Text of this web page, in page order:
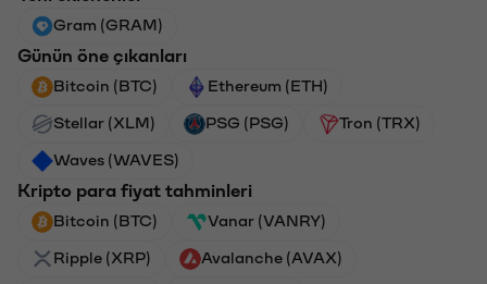
Gram (GRAM)
Günün öne çıkanları
Bitcoin (BTC) Ethereum (ETH)
Stellar (XLM) PSG (PSG) Tron (TRX)
Waves (WAVES)
Kripto para fiyat tahminleri
Bitcoin (BTC) Vanar (VANRY)
Ripple (XRP) Avalanche (AVAX)